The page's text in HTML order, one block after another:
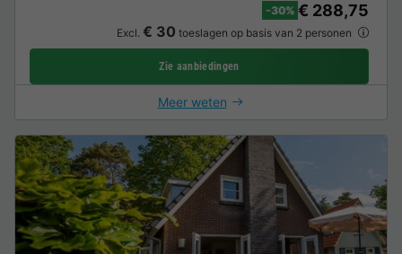
-30% € 288,75
Excl. € 30 toeslagen op basis van 2 personen
Zie aanbiedingen
Meer weten